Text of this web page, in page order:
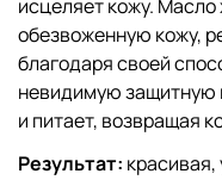
исцеляет кожу.
обезвоженную кожу,
благодаря своей
невидимую защитную
и питает, возвращая
Результат: